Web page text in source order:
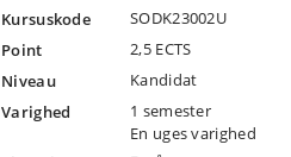
Kursuskode
SODK23002U
Point
2,5 ECTS
Niveau
Kandidat
Varighed
1 semester
En uges varighed